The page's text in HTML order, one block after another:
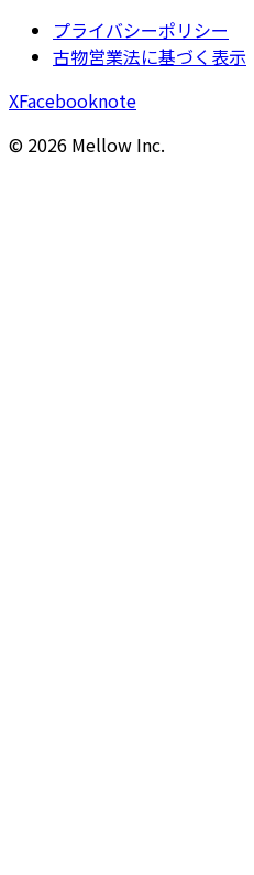
プライバシーポリシー
古物営業法に基づく表示
XFacebooknote
© 2026 Mellow Inc.